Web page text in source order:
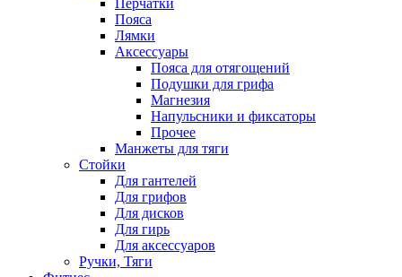
Перчатки
Пояса
Лямки
Аксессуары
Пояса для отягощений
Подушки для грифа
Магнезия
Напульсники и фиксаторы
Прочее
Манжеты для тяги
Стойки
Для гантелей
Для грифов
Для дисков
Для гирь
Для аксессуаров
Ручки, Тяги